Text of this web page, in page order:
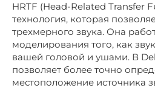
HRTF (Head-Related Transfer
технология, которая
трехмерного звука. Она
моделирования того, как
вашей головой и ушами. В
позволяет более точно
местоположение источника